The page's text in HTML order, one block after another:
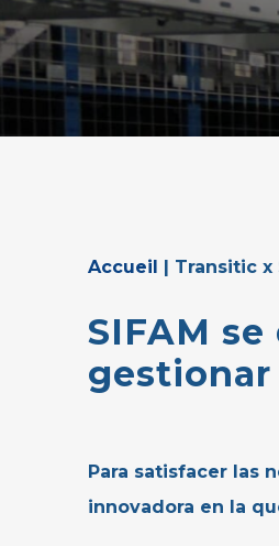
Accueil | Transitic x
SIFAM se
gestionar
Para satisfacer las
innovadora en la